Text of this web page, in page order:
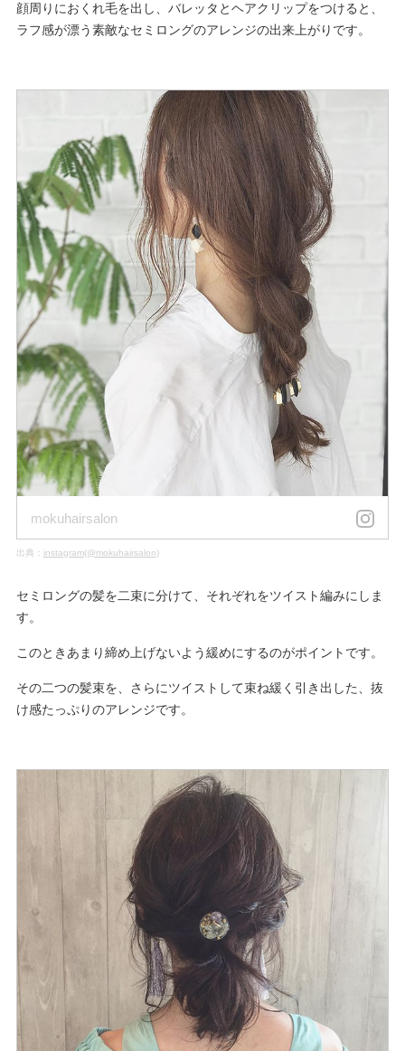
顔周りにおくれ毛を出し、バレッタとヘアクリップをつけると、
ラフ感が漂う素敵なセミロングのアレンジの出来上がりです。
mokuhairsalon
出典： instagram(@mokuhairsalon)
セミロングの髪を二束に分けて、それぞれをツイスト編みにしま
す。
このときあまり締め上げないよう緩めにするのがポイントです。
その二つの髪束を、さらにツイストして束ね緩く引き出した、抜
け感たっぷりのアレンジです。